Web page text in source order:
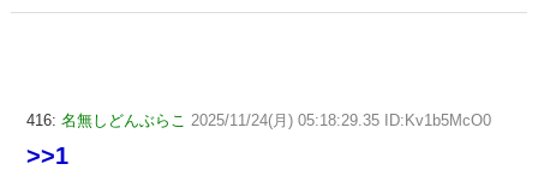
416: 名無しどんぶらこ 2025/11/24(月) 05:18:29.35 ID:Kv1b5McO0
>>1